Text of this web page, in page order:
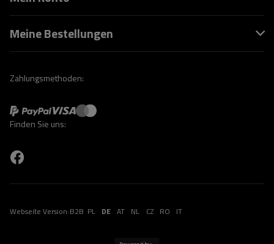
Meine Bestellungen
Zahlungsmethoden:
Finden Sie uns:
Webseite Version:B2B PL DE AT NL CZ RO IT